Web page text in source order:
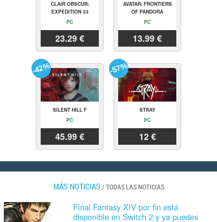
CLAIR OBSCUR:
EXPEDITION 33
PC
23.29 €
AVATAR: FRONTIERS
OF PANDORA
PC
13.99 €
SILENT HILL F
PC
45.99 €
-42%
STRAY
PC
12 €
-57%
MÁS NOTICIAS /TODAS LAS NOTICIAS
Final Fantasy XIV por fin está
disponible en Switch 2 y ya puedes